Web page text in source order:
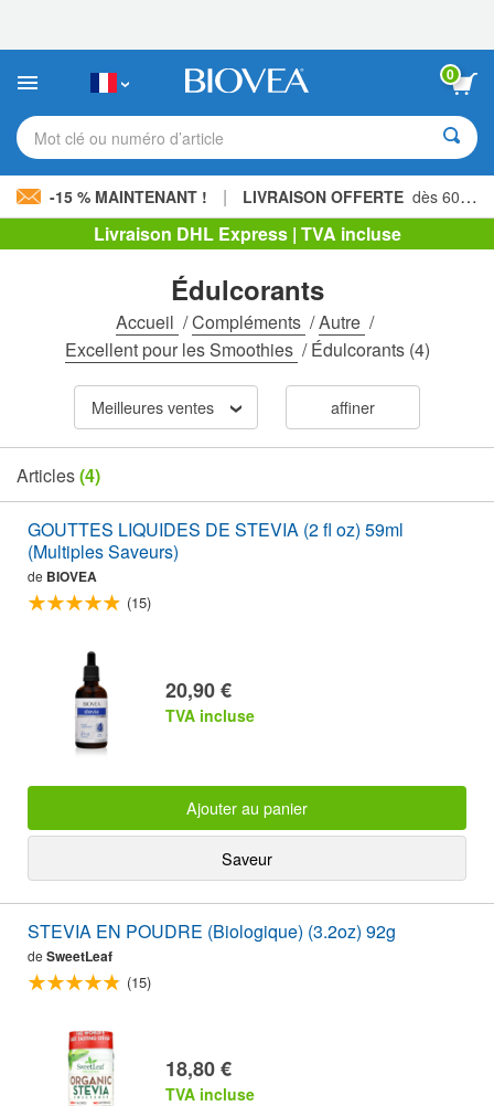
:
site
comprend
un
d'accessibilité.
0
Mot clé ou numéro d’article
-15 % MAINTENANT ! | LIVRAISON OFFERTE dès 60,00 € »
Livraison DHL Express | TVA incluse
Édulcorants
Accueil /Compléments /Autre /
Excellent pour les Smoothies /Édulcorants(4)
Meilleures ventes affiner
Articles(4)
GOUTTES LIQUIDES DE STEVIA (2 fl oz) 59ml
(Multiples Saveurs)
de BIOVEA
(15)
20,90 €
TVA incluse
Ajouter au panier
Saveur
STEVIA EN POUDRE (Biologique) (3.2oz) 92g
de SweetLeaf
(15)
18,80 €
TVA incluse